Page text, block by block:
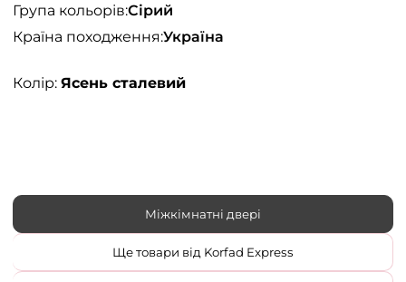
Група кольорів:Сірий
Країна походження:Україна
Колір: Ясень сталевий
Міжкімнатні двері
Ще товари від Korfad Express